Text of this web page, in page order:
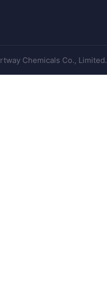
Chemicals Co., Limited.